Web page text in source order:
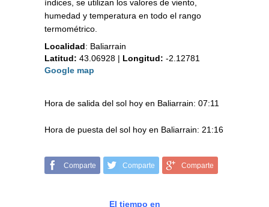
índices, se utilizan los valores de viento,
humedad y temperatura en todo el rango
termométrico.
Localidad: Baliarrain
Latitud: 43.06928 | Longitud: -2.12781
Google map
Hora de salida del sol hoy en Baliarrain: 07:11
Hora de puesta del sol hoy en Baliarrain: 21:16
Comparte Comparte Comparte
El tiempo en